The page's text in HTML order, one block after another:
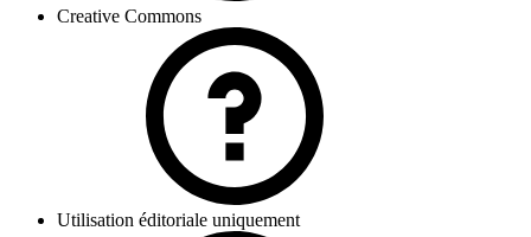
Creative Commons
Utilisation éditoriale uniquement